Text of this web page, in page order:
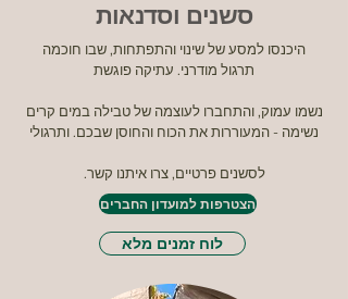
סשנים וסדנאות
היכנסו למסע של שינוי והתפתחות, שבו חוכמה
עתיקה פוגשת .‎תרגול מודרני
נשמו עמוק, והתחברו לעוצמה של טבילה במים קרים
ותרגולי .‎נשימה - המעוררות את הכוח והחוסן שבכם
.‎לסשנים פרטיים, צרו איתנו קשר
הצטרפות למועדון החברים
לוח זמנים מלא